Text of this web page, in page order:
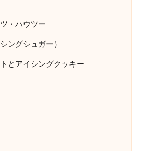
・ハウツー
ングシュガー）
とアイシングクッキー